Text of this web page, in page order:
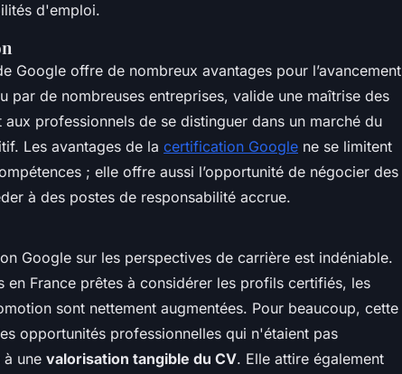
d'emploi.
Google offre de nombreux avantages pour l’avancement
par de nombreuses entreprises, valide une maîtrise des
aux professionnels de se distinguer dans un marché du
Les avantages de la certification Google ne se limitent
; elle offre aussi l’opportunité de négocier des
à des postes de responsabilité accrue.
Google sur les perspectives de carrière est indéniable.
en France prêtes à considérer les profils certifiés, les
sont nettement augmentées. Pour beaucoup, cette
opportunités professionnelles qui n'étaient pas
une valorisation tangible du CV. Elle attire également